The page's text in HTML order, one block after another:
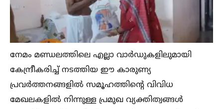
നേമം മണ്ഡലത്തിലെ എല്ലാ വാർഡുകളിലുമായി
കേന്ദ്രീകരിച്ച്‌ നടത്തിയ ഈ കാരുണ്യ
പ്രവർത്തനങ്ങളില്‍ സമൂഹത്തിന്റെ വിവിധ
മേഖലകളില്‍ നിന്നുള്ള പ്രമുഖ വ്യക്തിത്വങ്ങള്‍